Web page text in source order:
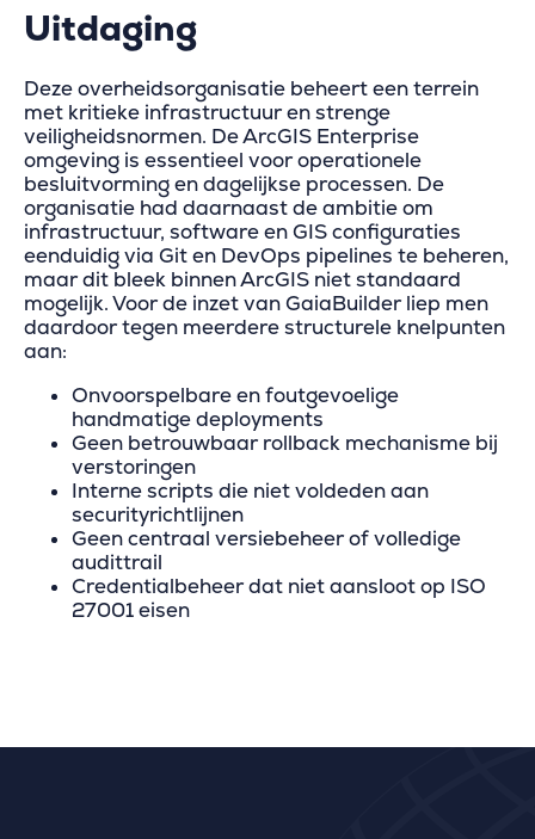
Uitdaging
Deze overheidsorganisatie beheert een terrein
met kritieke infrastructuur en strenge
veiligheidsnormen. De ArcGIS Enterprise
omgeving is essentieel voor operationele
besluitvorming en dagelijkse processen. De
organisatie had daarnaast de ambitie om
infrastructuur, software en GIS configuraties
eenduidig via Git en DevOps pipelines te beheren,
maar dit bleek binnen ArcGIS niet standaard
mogelijk. Voor de inzet van GaiaBuilder liep men
daardoor tegen meerdere structurele knelpunten
aan:
Onvoorspelbare en foutgevoelige
handmatige deployments
Geen betrouwbaar rollback mechanisme bij
verstoringen
Interne scripts die niet voldeden aan
securityrichtlijnen
Geen centraal versiebeheer of volledige
audittrail
Credentialbeheer dat niet aansloot op ISO
27001 eisen